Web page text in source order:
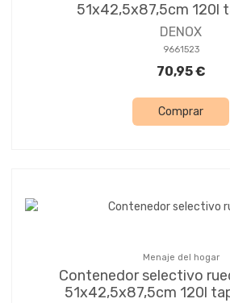
51x42,5x87,5cm 120l
DENOX
9661523
70,95 €
Comprar
Menaje del hogar
Contenedor selectivo
51x42,5x87,5cm 120l